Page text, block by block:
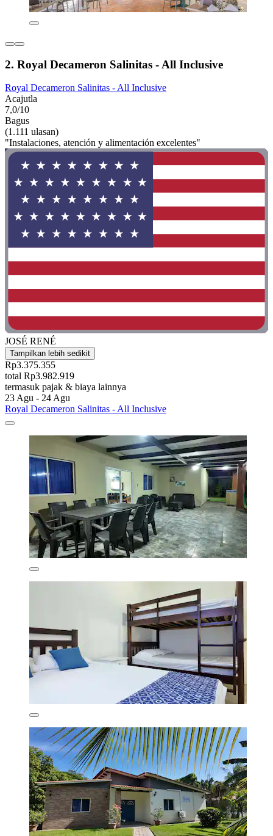
2. Royal Decameron Salinitas - All Inclusive
Royal Decameron Salinitas - All Inclusive
Acajutla
7,0/10
Bagus
(1.111 ulasan)
"Instalaciones, atención y alimentación excelentes"
JOSÉ RENÉ
Tampilkan lebih sedikit
Rp3.375.355
total Rp3.982.919
termasuk pajak & biaya lainnya
23 Agu - 24 Agu
Royal Decameron Salinitas - All Inclusive